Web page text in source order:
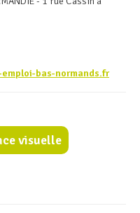
emploi-bas-normands.fr
visuelle